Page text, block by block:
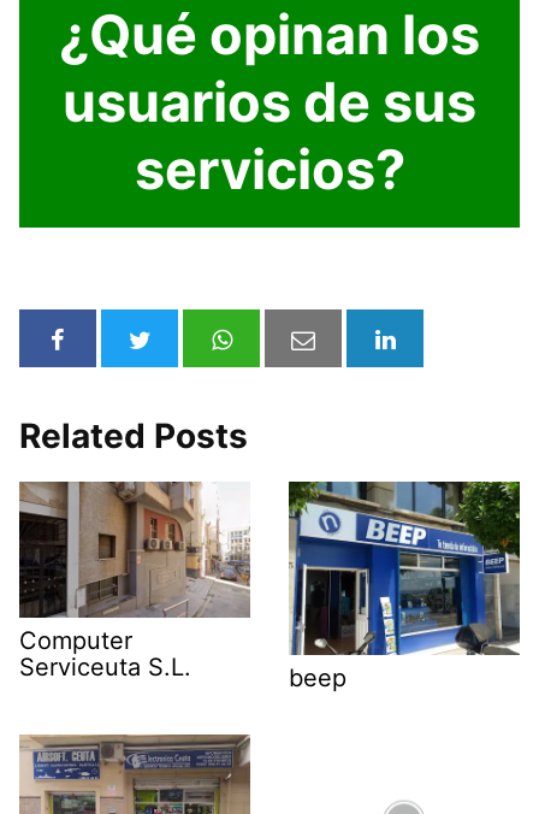
¿Qué opinan los
usuarios de sus
servicios?
Related Posts
Computer
Serviceuta S.L.
beep